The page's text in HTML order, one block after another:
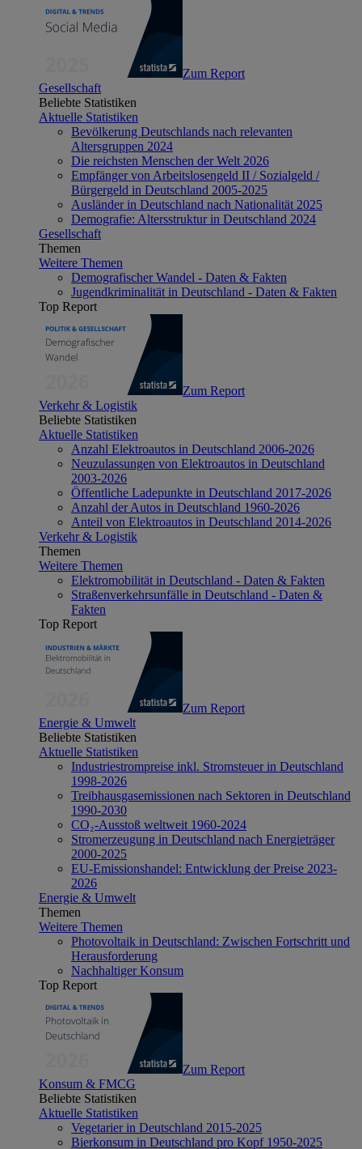
Zum Report
Gesellschaft
Beliebte Statistiken
Aktuelle Statistiken
Bevölkerung Deutschlands nach relevanten
Altersgruppen 2024
Die reichsten Menschen der Welt 2026
Empfänger von Arbeitslosengeld II / Sozialgeld /
Bürgergeld in Deutschland 2005-2025
Ausländer in Deutschland nach Nationalität 2025
Demografie: Altersstruktur in Deutschland 2024
Gesellschaft
Themen
Weitere Themen
Demografischer Wandel - Daten & Fakten
Jugendkriminalität in Deutschland - Daten & Fakten
Top Report
Zum Report
Verkehr & Logistik
Beliebte Statistiken
Aktuelle Statistiken
Anzahl Elektroautos in Deutschland 2006-2026
Neuzulassungen von Elektroautos in Deutschland
2003-2026
Öffentliche Ladepunkte in Deutschland 2017-2026
Anzahl der Autos in Deutschland 1960-2026
Anteil von Elektroautos in Deutschland 2014-2026
Verkehr & Logistik
Themen
Weitere Themen
Elektromobilität in Deutschland - Daten & Fakten
Straßenverkehrsunfälle in Deutschland - Daten &
Fakten
Top Report
Zum Report
Energie & Umwelt
Beliebte Statistiken
Aktuelle Statistiken
Industriestrompreise inkl. Stromsteuer in Deutschland
1998-2026
Treibhausgasemissionen nach Sektoren in Deutschland
1990-2030
CO₂-Ausstoß weltweit 1960-2024
Stromerzeugung in Deutschland nach Energieträger
2000-2025
EU-Emissionshandel: Entwicklung der Preise 2023-
2026
Energie & Umwelt
Themen
Weitere Themen
Photovoltaik in Deutschland: Zwischen Fortschritt und
Herausforderung
Nachhaltiger Konsum
Top Report
Zum Report
Konsum & FMCG
Beliebte Statistiken
Aktuelle Statistiken
Vegetarier in Deutschland 2015-2025
Bierkonsum in Deutschland pro Kopf 1950-2025